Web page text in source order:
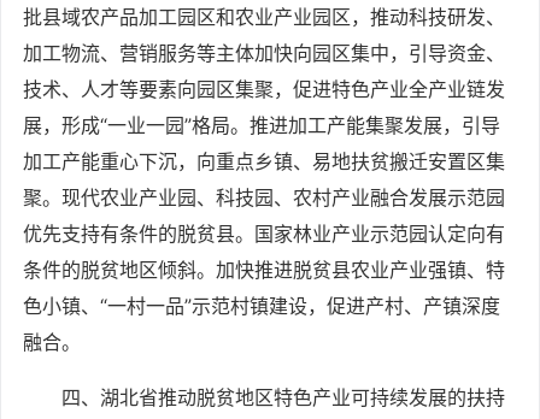
批县域农产品加工园区和农业产业园区，推动科技研发、
加工物流、营销服务等主体加快向园区集中，引导资金、
技术、人才等要素向园区集聚，促进特色产业全产业链发
展，形成“一业一园”格局。推进加工产能集聚发展，引导
加工产能重心下沉，向重点乡镇、易地扶贫搬迁安置区集
聚。现代农业产业园、科技园、农村产业融合发展示范园
优先支持有条件的脱贫县。国家林业产业示范园认定向有
条件的脱贫地区倾斜。加快推进脱贫县农业产业强镇、特
色小镇、“一村一品”示范村镇建设，促进产村、产镇深度
融合。
四、湖北省推动脱贫地区特色产业可持续发展的扶持